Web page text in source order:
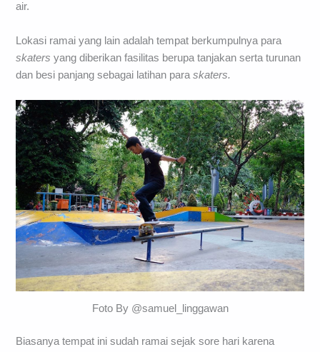
air.
Lokasi ramai yang lain adalah tempat berkumpulnya para
skaters yang diberikan fasilitas berupa tanjakan serta turunan
dan besi panjang sebagai latihan paraskaters.
Foto By @samuel_linggawan
Biasanya tempat ini sudah ramai sejak sore hari karena